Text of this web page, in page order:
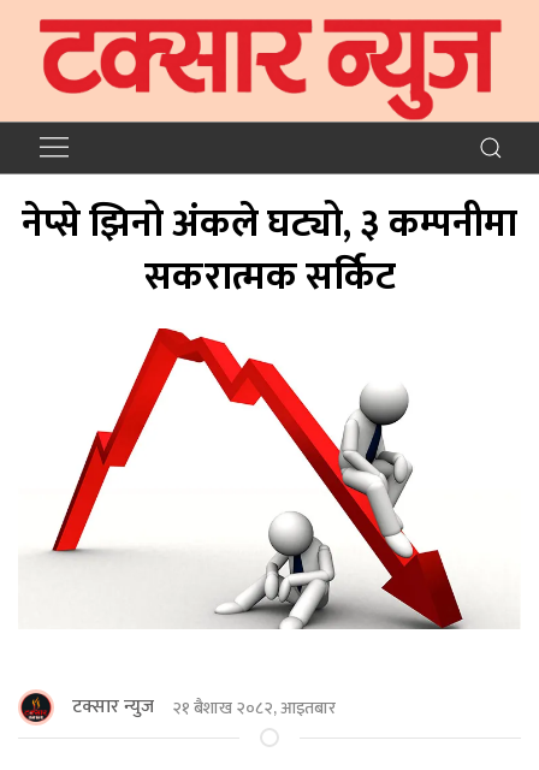
नेप्से झिनो अंकले घट्यो, ३ कम्पनीमा
सकरात्मक सर्किट
टक्सार न्युज २१ बैशाख २०८२, आइतबार